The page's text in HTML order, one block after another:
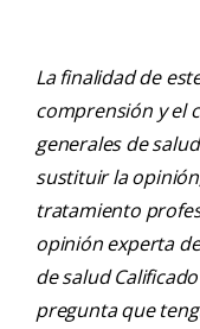
La finalidad de
comprensión y el
generales de
sustituir la
tratamiento
opinión experta
de salud
pregunta que